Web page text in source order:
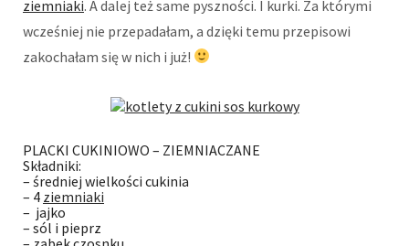
ziemniaki. A dalej też same pyszności. I kurki. Za którymi
wcześniej nie przepadałam, a dzięki temu przepisowi
zakochałam się w nich i już!
PLACKI CUKINIOWO – ZIEMNIACZANE
Składniki:
– średniej wielkości cukinia
– 4 ziemniaki
– jajko
– sól i pieprz